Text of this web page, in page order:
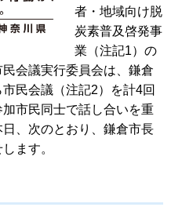
者・地域向け脱
炭素普及啓発事
業（注記1）の
会議実行委員会は、鎌倉
民会議（注記2）を計4回
市民同士で話し合いを重
、次のとおり、鎌倉市長
ます。